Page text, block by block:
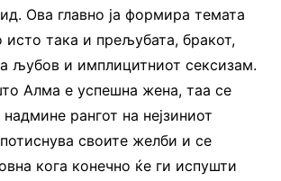
Ова главно ја формира темата
исто така и прељубата, бракот,
љубов и имплицитниот сексизам.
Алма е успешна жена, таа се
рангот на нејзиниот
своите желби и се
кога конечно ќе ги испушти